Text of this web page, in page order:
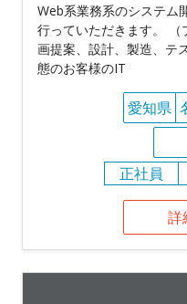
Web系業務系のシステム
行っていただきます。
画提案、設計、製造、テ
態のお客様のIT
愛知県
正社員
詳